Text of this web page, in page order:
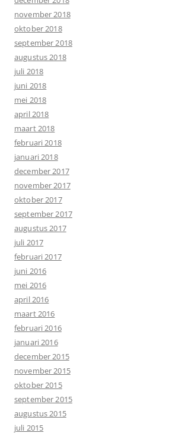
november 2018
oktober 2018
september 2018
augustus 2018
juli 2018
juni 2018
mei 2018
april 2018
maart 2018
februari 2018
januari 2018
december 2017
november 2017
oktober 2017
september 2017
augustus 2017
juli 2017
februari 2017
juni 2016
mei 2016
april 2016
maart 2016
februari 2016
januari 2016
december 2015
november 2015
oktober 2015
september 2015
augustus 2015
juli 2015